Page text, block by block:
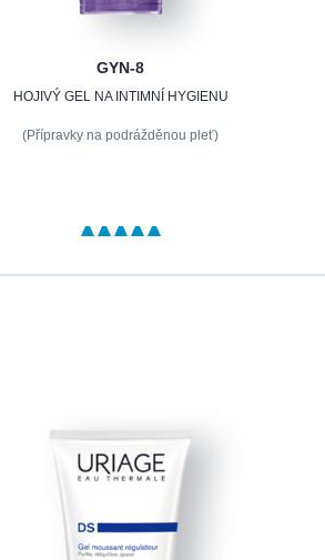
GYN-8
HOJIVÝ GEL NA INTIMNÍ HYGIENU
(Přípravky na podrážděnou pleť)